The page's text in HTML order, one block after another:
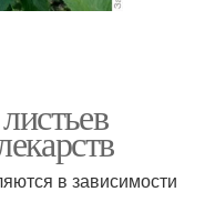
в зависимости